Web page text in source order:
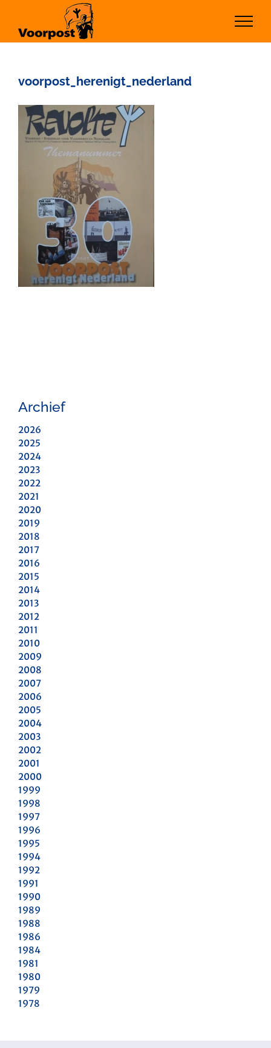
inhoud
voorpost_herenigt_nederland
Archief
2026
2025
2024
2023
2022
2021
2020
2019
2018
2017
2016
2015
2014
2013
2012
2011
2010
2009
2008
2007
2006
2005
2004
2003
2002
2001
2000
1999
1998
1997
1996
1995
1994
1992
1991
1990
1989
1988
1986
1984
1981
1980
1979
1978